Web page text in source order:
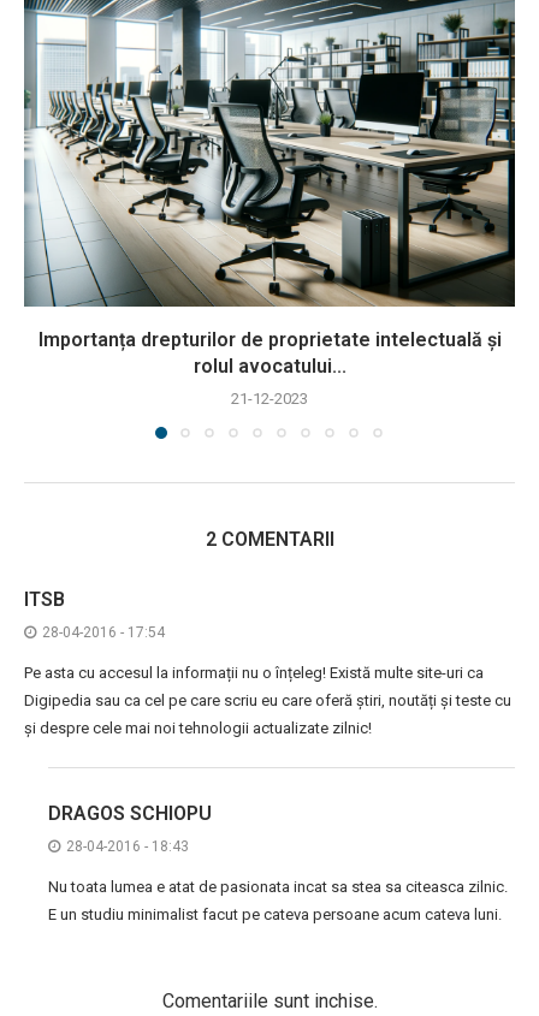
Importanța drepturilor de proprietate intelectuală și
rolul avocatului...
21-12-2023
2 COMENTARII
ITSB
28-04-2016 - 17:54
Pe asta cu accesul la informații nu o înțeleg! Există multe site-uri ca
Digipedia sau ca cel pe care scriu eu care oferă știri, noutăți și teste cu
și despre cele mai noi tehnologii actualizate zilnic!
DRAGOS SCHIOPU
28-04-2016 - 18:43
Nu toata lumea e atat de pasionata incat sa stea sa citeasca zilnic.
E un studiu minimalist facut pe cateva persoane acum cateva luni.
Comentariile sunt inchise.